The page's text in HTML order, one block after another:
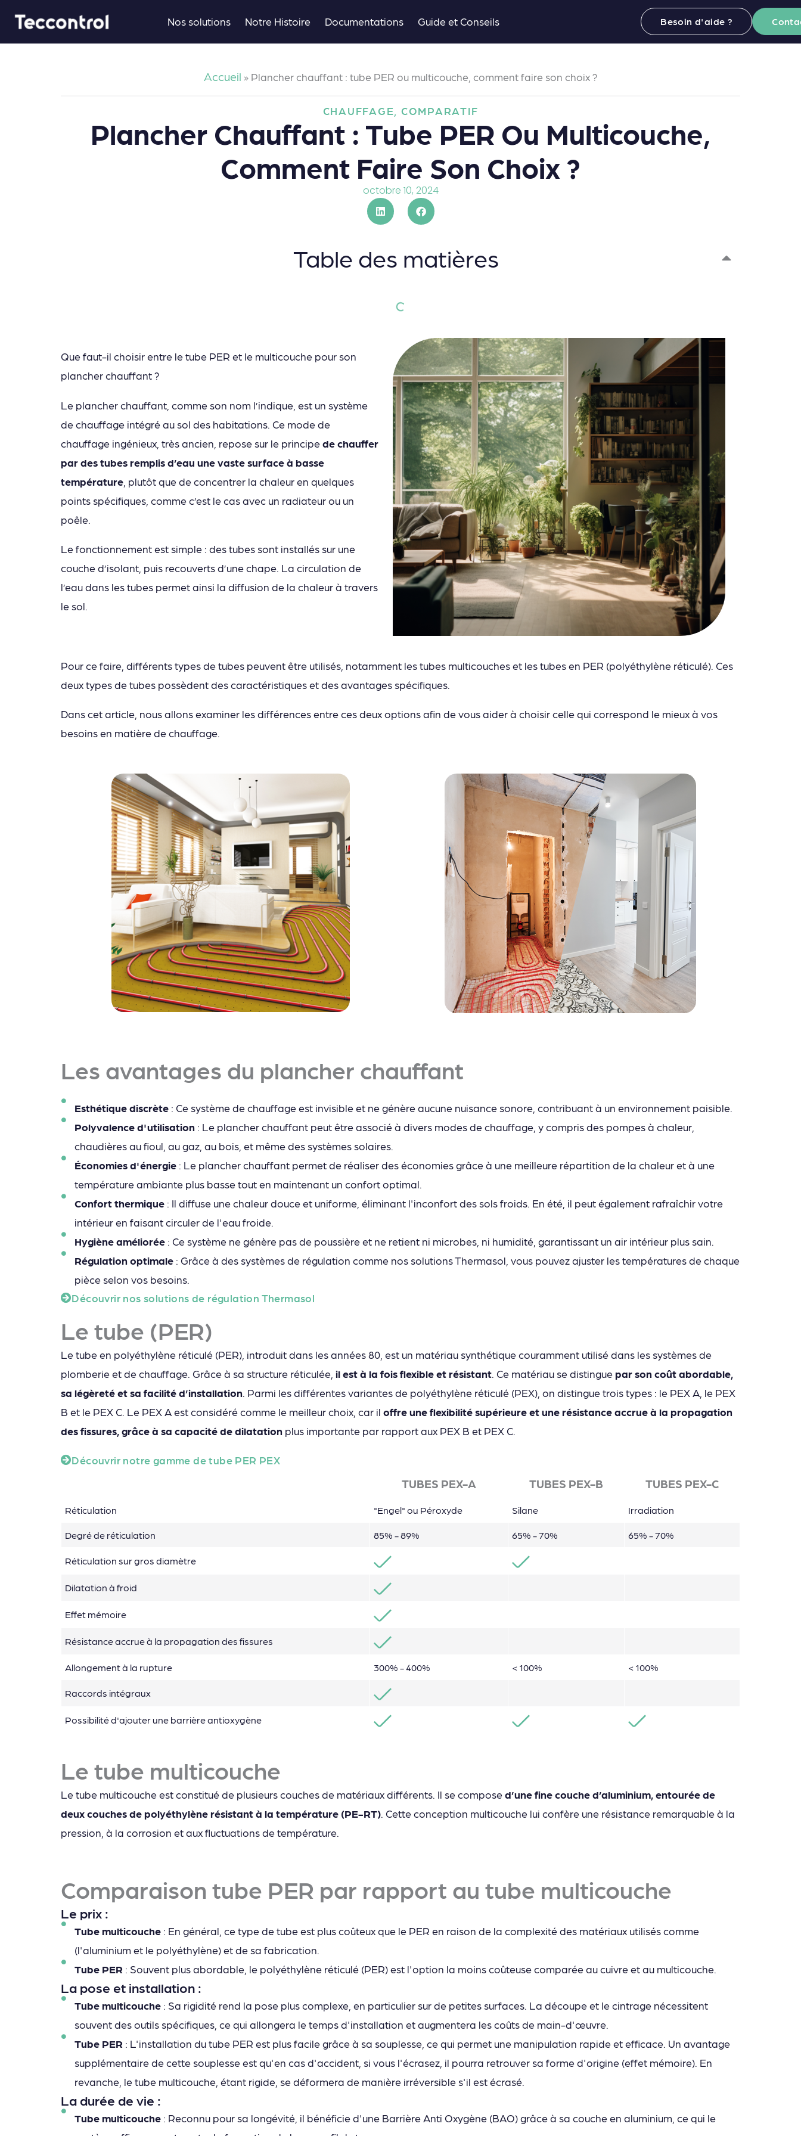
contenu
Nos solutions Notre Histoire Documentations Guide et Conseils Besoin d'aide ?
Accueil » Plancher chauffant : tube PER ou multicouche, comment faire son choix ?
CHAUFFAGE COMPARATIF
Plancher Chauffant : Tube PER Ou Multicouche,
Comment Faire Son Choix ?
octobre 10, 2024
Table des matières
Que faut-il choisir entre le tube PER et le multicouche pour son
plancher chauffant ?
Le plancher chauffant, comme son nom l’indique, est un système
de chauffage intégré au sol des habitations. Ce mode de
chauffage ingénieux, très ancien, repose sur le principede chauffer
par des tubes remplis d’eau une vaste surface à basse
température , plutôt que de concentrer la chaleur en quelques
points spécifiques, comme c’est le cas avec un radiateur ou un
poêle.
Le fonctionnement est simple : des tubes sont installés sur une
couche d’isolant, puis recouverts d’une chape. La circulation de
l’eau dans les tubes permet ainsi la diffusion de la chaleur à travers
le sol.
Pour ce faire, différents types de tubes peuvent être utilisés, notamment les tubes multicouches et les tubes en PER (polyéthylène réticulé). Ces
deux types de tubes possèdent des caractéristiques et des avantages spécifiques.
Dans cet article, nous allons examiner les différences entre ces deux options afin de vous aider à choisir celle qui correspond le mieux à vos
besoins en matière de chauffage.
Les avantages du plancher chauffant
Esthétique discrète : Ce système de chauffage est invisible et ne génère aucune nuisance sonore, contribuant à un environnement paisible.
Polyvalence d'utilisation : Le plancher chauffant peut être associé à divers modes de chauffage, y compris des pompes à chaleur,
chaudières au fioul, au gaz, au bois, et même des systèmes solaires.
Économies d'énergie : Le plancher chauffant permet de réaliser des économies grâce à une meilleure répartition de la chaleur et à une
température ambiante plus basse tout en maintenant un confort optimal.
Confort thermique : Il diffuse une chaleur douce et uniforme, éliminant l'inconfort des sols froids. En été, il peut également rafraîchir votre
intérieur en faisant circuler de l'eau froide.
Hygiène améliorée : Ce système ne génère pas de poussière et ne retient ni microbes, ni humidité, garantissant un air intérieur plus sain.
Régulation optimale : Grâce à des systèmes de régulation comme nos solutions Thermasol, vous pouvez ajuster les températures de chaque
pièce selon vos besoins.
Découvrir nos solutions de régulation Thermasol
Le tube (PER)
Le tube en polyéthylène réticulé (PER), introduit dans les années 80, est un matériau synthétique couramment utilisé dans les systèmes de
plomberie et de chauffage. Grâce à sa structure réticulée, il est à la fois flexible et résistant . Ce matériau se distinguepar son coût abordable,
sa légèreté et sa facilité d’installation . Parmi les différentes variantes de polyéthylène réticulé (PEX), on distingue trois types : le PEX A, le PEX
B et le PEX C. Le PEX A est considéré comme le meilleur choix, car il offre une flexibilité supérieure et une résistance accrue à la propagation
des fissures, grâce à sa capacité de dilatation plus importante par rapport aux PEX B et PEX C.
Découvrir notre gamme de tube PER PEX
TUBES PEX-A TUBES PEX-B TUBES PEX-C
Réticulation "Engel" ou Péroxyde Silane Irradiation
Degré de réticulation 85% - 89% 65% - 70% 65% - 70%
Réticulation sur gros diamètre
Dilatation à froid
Effet mémoire
Résistance accrue à la propagation des fissures
Allongement à la rupture 300% - 400% < 100% < 100%
Raccords intégraux
Possibilité d'ajouter une barrière antioxygène
Le tube multicouche
Le tube multicouche est constitué de plusieurs couches de matériaux différents. Il se composed’une fine couche d’aluminium, entourée de
deux couches de polyéthylène résistant à la température (PE-RT) . Cette conception multicouche lui confère une résistance remarquable à la
pression, à la corrosion et aux fluctuations de température.
Comparaison tube PER par rapport au tube multicouche
Le prix :
Tube multicouche : En général, ce type de tube est plus coûteux que le PER en raison de la complexité des matériaux utilisés comme
(l'aluminium et le polyéthylène) et de sa fabrication.
Tube PER : Souvent plus abordable, le polyéthylène réticulé (PER) est l'option la moins coûteuse comparée au cuivre et au multicouche.
La pose et installation :
Tube multicouche : Sa rigidité rend la pose plus complexe, en particulier sur de petites surfaces. La découpe et le cintrage nécessitent
souvent des outils spécifiques, ce qui allongera le temps d'installation et augmentera les coûts de main-d'œuvre.
Tube PER : L'installation du tube PER est plus facile grâce à sa souplesse, ce qui permet une manipulation rapide et efficace. Un avantage
supplémentaire de cette souplesse est qu'en cas d'accident, si vous l'écrasez, il pourra retrouver sa forme d'origine (effet mémoire). En
revanche, le tube multicouche, étant rigide, se déformera de manière irréversible s'il est écrasé.
La durée de vie :
Tube multicouche : Reconnu pour sa longévité, il bénéficie d'une Barrière Anti Oxygène (BAO) grâce à sa couche en aluminium, ce qui le